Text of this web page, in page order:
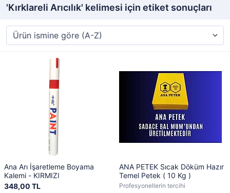
'Kırklareli Arıcılık' kelimesi için etiket sonuçları
Ana Arı İşaretleme Boyama
Kalemi - KIRMIZI
348,00 TL
ANA PETEK Sıcak Döküm Hazır
Temel Petek ( 10 Kg )
Profesyonellerin tercihi